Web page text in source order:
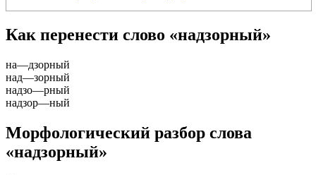
Как перенести слово «надзорный»
на—дзорный
над—зорный
надзо—рный
надзор—ный
Морфологический разбор слова
«надзорный»